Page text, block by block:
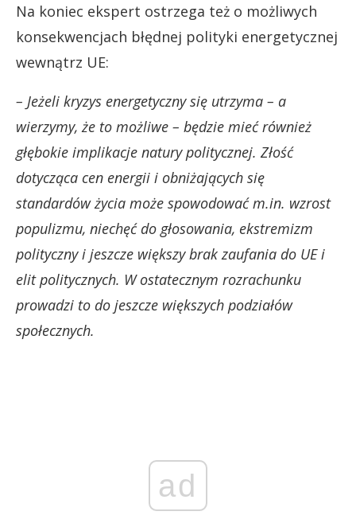
Na koniec ekspert ostrzega też o możliwych
konsekwencjach błędnej polityki energetycznej
wewnątrz UE:
– Jeżeli kryzys energetyczny się utrzyma – a
wierzymy, że to możliwe – będzie mieć również
głębokie implikacje natury politycznej. Złość
dotycząca cen energii i obniżających się
standardów życia może spowodować m.in. wzrost
populizmu, niechęć do głosowania, ekstremizm
polityczny i jeszcze większy brak zaufania do UE i
elit politycznych. W ostatecznym rozrachunku
prowadzi to do jeszcze większych podziałów
społecznych.
ad